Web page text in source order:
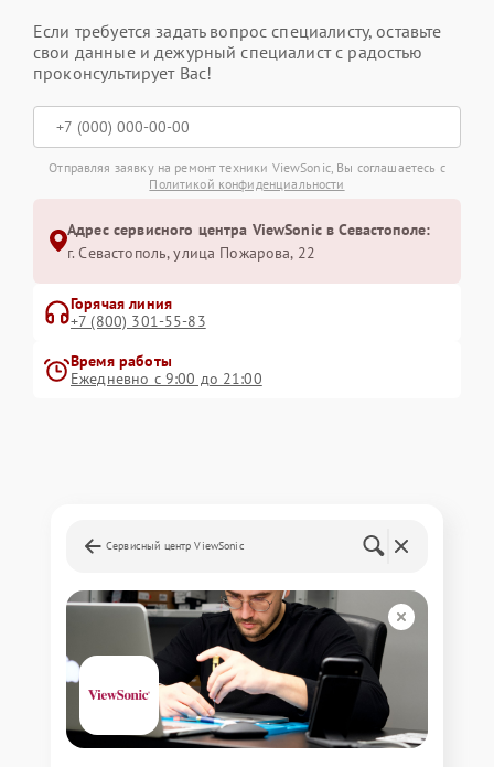
Если требуется задать вопрос специалисту, оставьте
свои данные и дежурный специалист с радостью
проконсультирует Вас!
Отправляя заявку на ремонт техники ViewSonic, Вы соглашаетесь с
Политикой конфиденциальности
Адрес сервисного центра ViewSonic в Севастополе:
г. Севастополь, улица Пожарова, 22
Горячая линия
+7 (800) 301-55-83
Время работы
Ежедневно с 9:00 до 21:00
Сервисный центр ViewSonic